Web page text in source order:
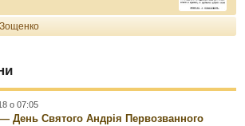
о 07:05
День Святого Андрія Первозванного